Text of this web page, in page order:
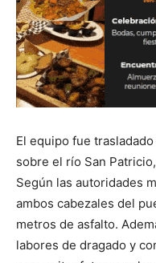
El equipo fue
sobre el río San
Según las autoridades
ambos cabezales del
metros de asfalto.
labores de dragado y